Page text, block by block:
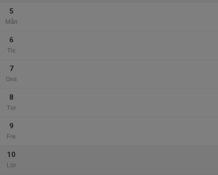
5
Mån
6
Tis
7
Ons
8
Tor
9
Fre
10
Lör